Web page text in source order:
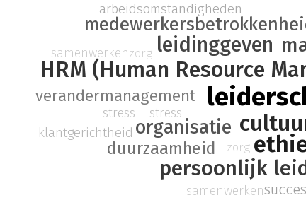
HRM (Human Resource
leidinggeven
persoonlijk
organisatie
duurzaamheid
verandermanagement
klantgerichtheid
arbeidsomstandigheden
stress
samenwerken
zorg
stress
samenwerkenzorg